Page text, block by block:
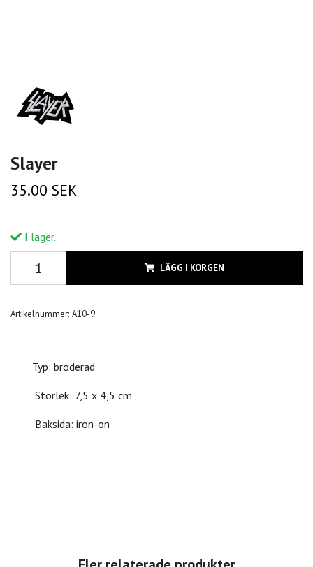
Slayer
35.00 SEK
I lager.
LÄGG I KORGEN
Artikelnummer: A10-9
Typ: broderad
Storlek: 7,5 x 4,5 cm
Baksida: iron-on